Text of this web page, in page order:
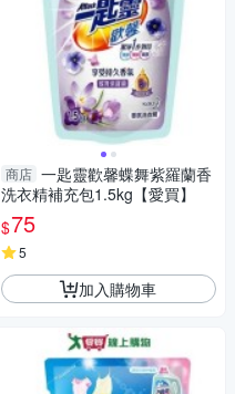
商店 一匙靈歡馨蝶舞紫羅蘭香
洗衣精補充包1.5kg【愛買】
$75
5
加入購物車